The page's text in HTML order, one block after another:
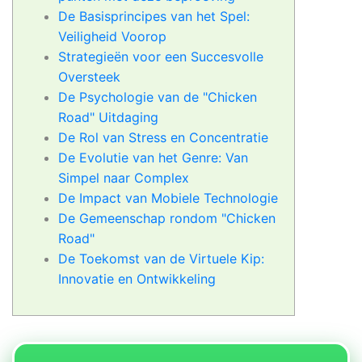
De Basisprincipes van het Spel:
Veiligheid Voorop
Strategieën voor een Succesvolle
Oversteek
De Psychologie van de "Chicken
Road" Uitdaging
De Rol van Stress en Concentratie
De Evolutie van het Genre: Van
Simpel naar Complex
De Impact van Mobiele Technologie
De Gemeenschap rondom "Chicken
Road"
De Toekomst van de Virtuele Kip:
Innovatie en Ontwikkeling